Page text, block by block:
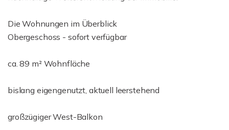
Die Wohnungen im Überblick
Obergeschoss - sofort verfügbar
ca. 89 m² Wohnfläche
bislang eigengenutzt, aktuell leerstehend
großzügiger West-Balkon